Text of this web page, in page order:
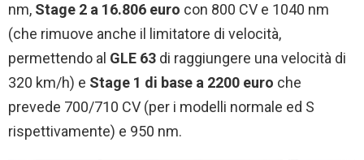
nm, Stage 2 a 16.806 euro con 800 CV e 1040 nm
(che rimuove anche il limitatore di velocità,
permettendo al GLE 63 di raggiungere una velocità di
320 km/h) e Stage 1 di base a 2200 euro che
prevede 700/710 CV (per i modelli normale ed S
rispettivamente) e 950 nm.